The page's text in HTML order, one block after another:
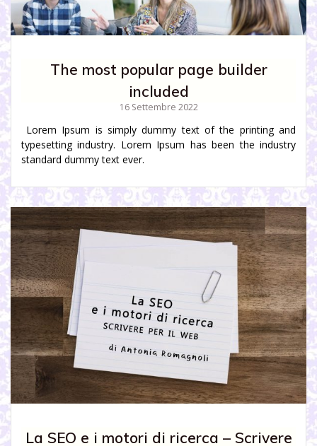
The most popular page builder
included
16 Settembre 2022
Lorem Ipsum is simply dummy text of the printing and
typesetting industry. Lorem Ipsum has been the industry
standard dummy text ever.
La SEO e i motori di ricerca – Scrivere